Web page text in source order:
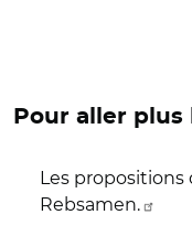
Pour aller plus
Les propositions
Rebsamen.